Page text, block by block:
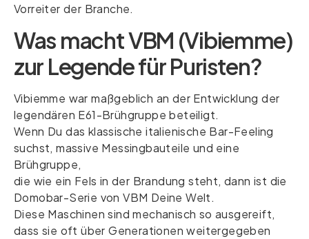
Vorreiter der Branche.
Was macht VBM (Vibiemme)
zur Legende für Puristen?
Vibiemme war maßgeblich an der Entwicklung der
legendären E61-Brühgruppe beteiligt.
Wenn Du das klassische italienische Bar-Feeling
suchst, massive Messingbauteile und eine
Brühgruppe,
die wie ein Fels in der Brandung steht, dann ist die
Domobar-Serie von VBM Deine Welt.
Diese Maschinen sind mechanisch so ausgereift,
dass sie oft über Generationen weitergegeben